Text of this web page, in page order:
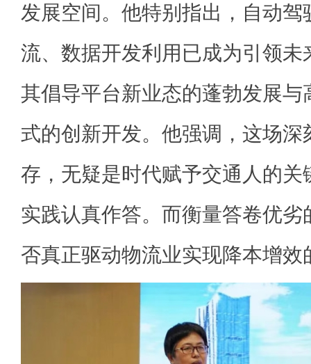
发展空间。他特别指出，自动驾
流、数据开发利用已成为引领未
其倡导平台新业态的蓬勃发展与
式的创新开发。他强调，这场
存，无疑是时代赋予交通人的关
实践认真作答。而衡量答卷优
否真正驱动物流业实现降本增效